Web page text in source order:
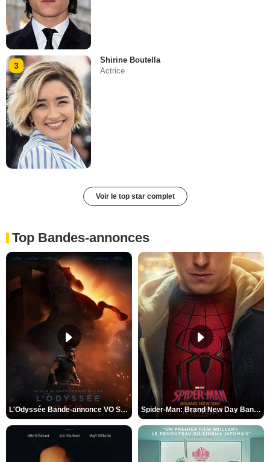
3
Shirine Boutella
Actrice
Voir le top star complet
Top Bandes-annonces
L'Odyssée Bande-annonce VO STFR Spider-Man: Brand New Day Bande-annonce VO STFR